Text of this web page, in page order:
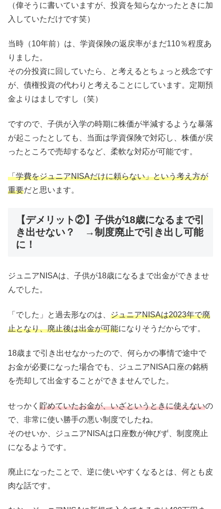
（偉そうに書いていますが、投資を知らなかったときに加
入していただけです笑）
当時（10年前）は、学資保険の返戻率がまだ110％程度あ
りました。
その分投資に回していたら、と考えるとちょっと残念です
が、債権投資の代わりと考えることにしています。定期預
金よりはましですし（笑）
ですので、子供が入学の時期に株価が半減するような暴落
が起こったとしても、当面は学資保険で対応し、株価が戻
ったところで売却するなど、柔軟な対応が可能です。
「学費をジュニアNISAだけに頼らない」という考え方が
重要だと思います。
【デメリット②】子供が18歳になるまで引
き出せない？ →制度廃止で引き出し可能
に！
ジュニアNISAは、子供が18歳になるまで出金ができませ
んでした。
「でした」と過去形なのは、 ジュニアNISAは2023年で廃
止となり、廃止後は出金が可能になりそうだからです。
18歳まで引き出せなかったので、何らかの事情で途中で
お金が必要になった場合でも、ジュニアNISA口座の銘柄
を売却して出金することができませんでした。
せっかく 貯めていたお金が、いざというときに使えないの
で、非常に使い勝手の悪い制度でしたね。
そのせいか、ジュニアNISAは口座数が伸びず、制度廃止
になるようです。
廃止になったことで、逆に使いやすくなるとは、何とも皮
肉な話です。